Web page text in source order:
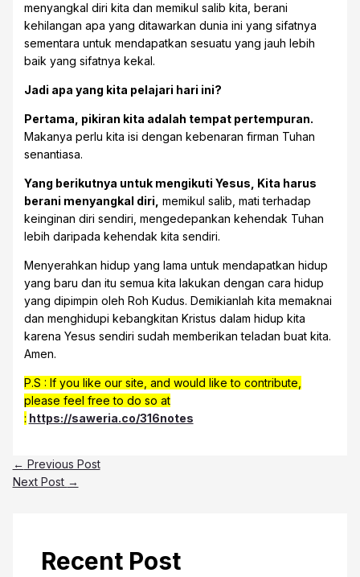
menyangkal diri kita dan memikul salib kita, berani
kehilangan apa yang ditawarkan dunia ini yang sifatnya
sementara untuk mendapatkan sesuatu yang jauh lebih
baik yang sifatnya kekal.
Jadi apa yang kita pelajari hari ini?
Pertama, pikiran kita adalah tempat pertempuran.
Makanya perlu kita isi dengan kebenaran firman Tuhan
senantiasa.
Yang berikutnya untuk mengikuti Yesus, Kita harus
berani menyangkal diri, memikul salib, mati terhadap
keinginan diri sendiri, mengedepankan kehendak Tuhan
lebih daripada kehendak kita sendiri.
Menyerahkan hidup yang lama untuk mendapatkan hidup
yang baru dan itu semua kita lakukan dengan cara hidup
yang dipimpin oleh Roh Kudus. Demikianlah kita memaknai
dan menghidupi kebangkitan Kristus dalam hidup kita
karena Yesus sendiri sudah memberikan teladan buat kita.
Amen.
P.S : If you like our site, and would like to contribute,
please feel free to do so at
: https://saweria.co/316notes
← Previous Post
Next Post →
Recent Post